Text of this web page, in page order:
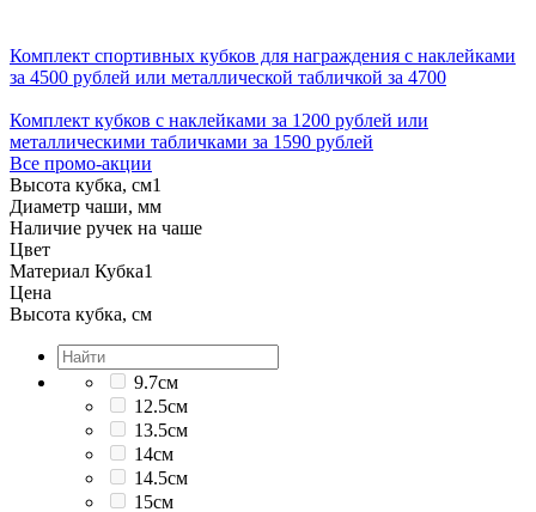
Комплект спортивных кубков для награждения с наклейками
за 4500 рублей или металлической табличкой за 4700
Комплект кубков с наклейками за 1200 рублей или
металлическими табличками за 1590 рублей
Все промо-акции
Высота кубка, см1
Диаметр чаши, мм
Наличие ручек на чаше
Цвет
Материал Кубка1
Цена
Высота кубка, см
9.7см
12.5см
13.5см
14см
14.5см
15см